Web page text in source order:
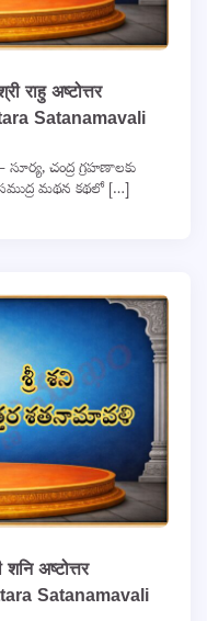
अष्टोत्तर
Satanamavali
చంద్ర గ్రహణాలకు
మథన కథలో […]
अष्टोत्तर
Satanamavali